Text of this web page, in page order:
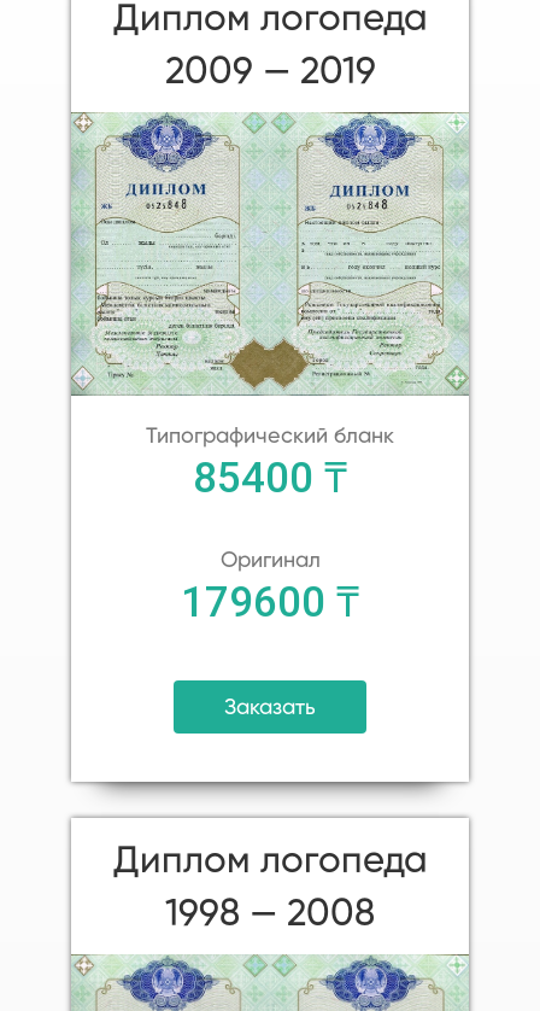
Диплом логопеда
2009 — 2019
Типографический бланк
85400 ₸
Оригинал
179600 ₸
Заказать
Диплом логопеда
1998 — 2008